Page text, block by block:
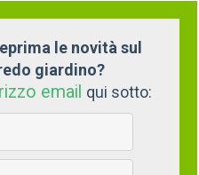
le novità sul
giardino?
email qui sotto: